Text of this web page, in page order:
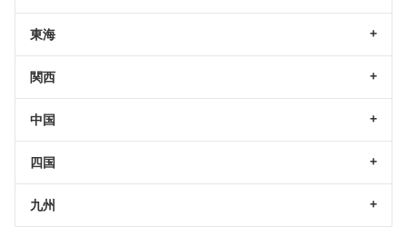
東海
関西
中国
四国
九州